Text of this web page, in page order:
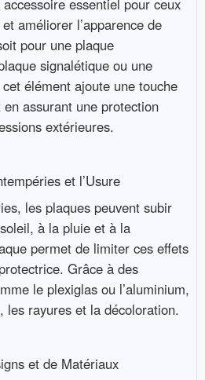
essentiel pour ceux
améliorer l’apparence de
pour une plaque
signalétique ou une
élément ajoute une touche
assurant une protection
extérieures.
et l’Usure
les plaques peuvent subir
à la pluie et à la
permet de limiter ces effets
Grâce à des
le plexiglas ou l’aluminium,
les rayures et la décoloration.
et de Matériaux